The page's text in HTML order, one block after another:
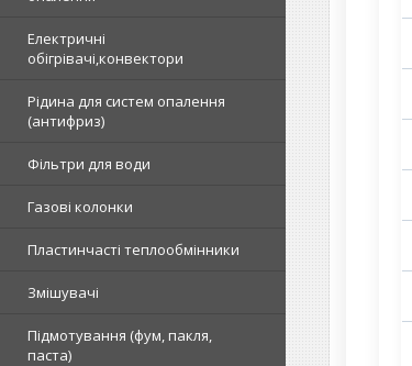
Електричні
обігрівачі,конвектори
Рідина для систем опалення
(антифриз)
Фільтри для води
Газові колонки
Пластинчасті теплообмінники
Змішувачі
Підмотування (фум, пакля,
паста)